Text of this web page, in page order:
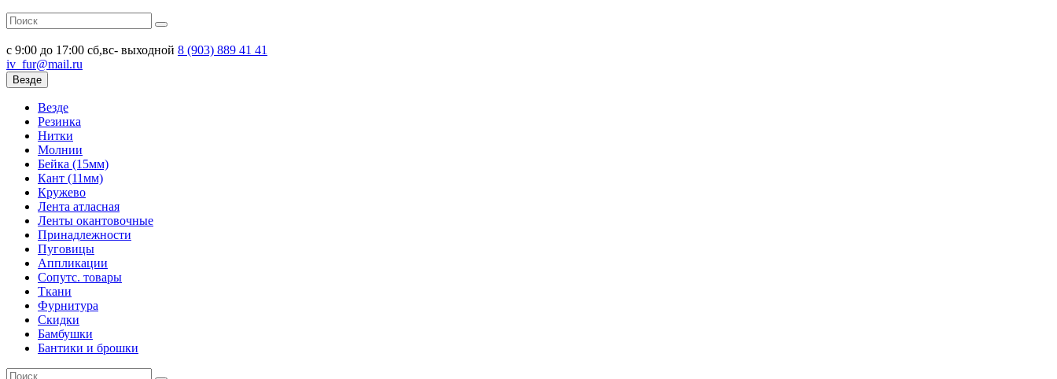
с 9:00 до 17:00 сб,вс- выходной 8 (903) 889 41 41
iv_fur@mail.ru
Везде
Везде
Резинка
Нитки
Молнии
Бейка (15мм)
Кант (11мм)
Кружево
Лента атласная
Ленты окантовочные
Принадлежности
Пуговицы
Аппликации
Сопутс. товары
Ткани
Фурнитура
Скидки
Бамбушки
Бантики и брошки